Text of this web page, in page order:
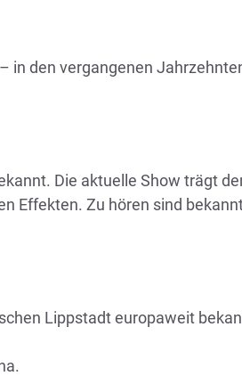
den vergangenen
Die aktuelle Show trägt
Effekten. Zu hören sind
Lippstadt europaweit